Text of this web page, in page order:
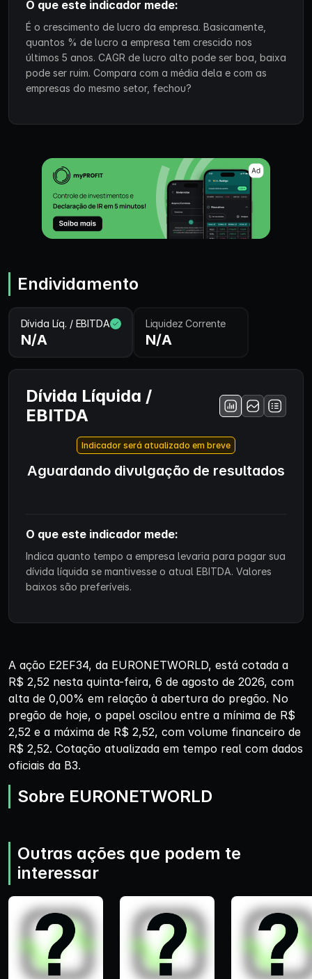
O que este indicador mede:
É o crescimento de lucro da empresa. Basicamente,
quantos % de lucro a empresa tem crescido nos
últimos 5 anos. CAGR de lucro alto pode ser boa, baixa
pode ser ruim. Compara com a média dela e com as
empresas do mesmo setor, fechou?
Endividamento
Dívida Líq. / EBITDA
N/A
Liquidez Corrente
N/A
Dívida Líquida /
EBITDA
Indicador será atualizado em breve
Aguardando divulgação de resultados
O que este indicador mede:
Indica quanto tempo a empresa levaria para pagar sua
dívida líquida se mantivesse o atual EBITDA. Valores
baixos são preferíveis.
A ação E2EF34, da EURONETWORLD, está cotada a
R$ 2,52 nesta quinta-feira, 6 de agosto de 2026, com
alta de 0,00% em relação à abertura do pregão. No
pregão de hoje, o papel oscilou entre a mínima de R$
2,52 e a máxima de R$ 2,52, com volume financeiro de
R$ 2,52. Cotação atualizada em tempo real com dados
oficiais da B3.
Sobre EURONETWORLD
Outras ações que podem te
interessar